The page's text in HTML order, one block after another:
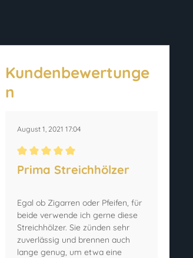
Kundenbewertunge
n
August 1, 2021 17:04
Durchschnittliche Bewertung von 5 von 5
Prima Streichhölzer
Egal ob Zigarren oder Pfeifen, für
beide verwende ich gerne diese
Streichhölzer. Sie zünden sehr
zuverlässig und brennen auch
lange genug, um etwa eine